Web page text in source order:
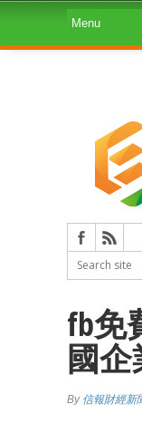
fb免
國企
By 信報財經新